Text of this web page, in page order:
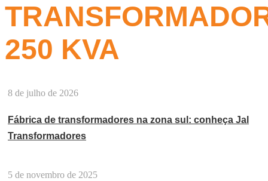
250 KVA
8 de julho de 2026
Fábrica de transformadores na zona sul: conheça Jal
Transformadores
5 de novembro de 2025